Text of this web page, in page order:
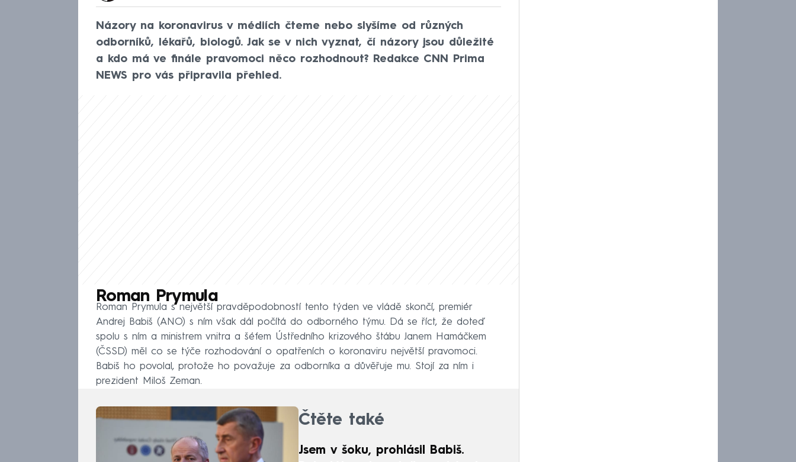
Názory na koronavirus v médiích čteme nebo slyšíme od různých
odborníků, lékařů, biologů. Jak se v nich vyznat, čí názory jsou důležité
a kdo má ve finále pravomoci něco rozhodnout? Redakce CNN Prima
NEWS pro vás připravila přehled.
Roman Prymula
Roman Prymula s největší pravděpodobností tento týden ve vládě skončí, premiér
Andrej Babiš (ANO) s ním však dál počítá do odborného týmu. Dá se říct, že doteď
spolu s ním a ministrem vnitra a šéfem Ústředního krizového štábu Janem Hamáčkem
(ČSSD) měl co se týče rozhodování o opatřeních o koronaviru největší pravomoci.
Babiš ho povolal, protože ho považuje za odborníka a důvěřuje mu. Stojí za ním i
prezident Miloš Zeman.
Čtěte také
Jsem v šoku, prohlásil Babiš.